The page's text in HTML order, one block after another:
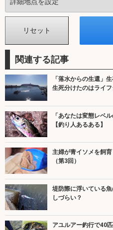
関連する記事
「落水からの生還」
生死分けたのはライフ
「あなたは変態レベ
【釣り人あるある】
主婦が青イソメを飼
（第3回）
堤防際に浮いている
しづらい？
アユルアー釣行で40